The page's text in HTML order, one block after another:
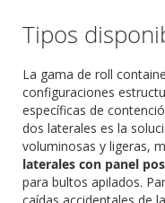
Tipos
La gama de roll
configuraciones
específicas de
dos laterales es la
voluminosas y ligeras,
laterales con panel
para bultos apilados.